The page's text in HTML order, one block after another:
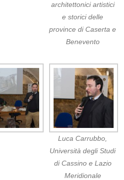
architettonici artistici
e storici delle
province di Caserta e
Benevento
Luca Carrubbo,
Università degli Studi
di Cassino e Lazio
Meridionale